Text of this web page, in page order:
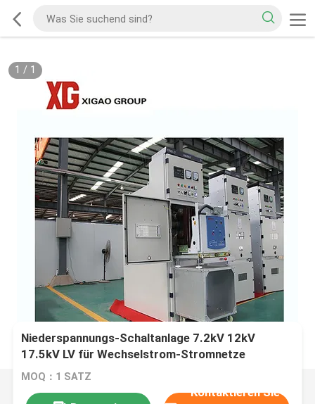
1 / 1
Niederspannungs-Schaltanlage 7.2kV 12kV
17.5kV LV für Wechselstrom-Stromnetze
MOQ：1 SATZ
Kontaktieren Sie